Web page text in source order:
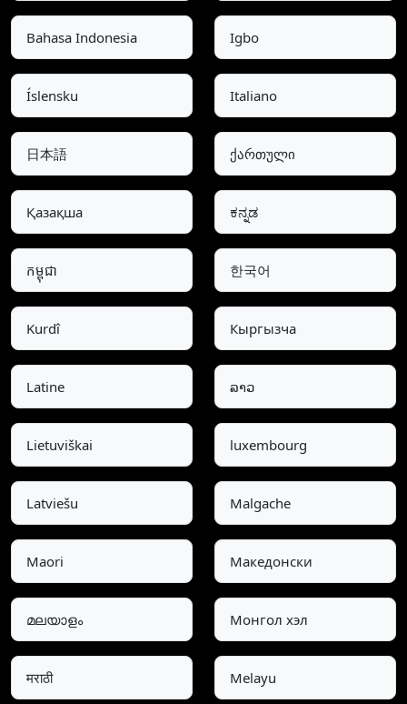
Bahasa Indonesia Igbo
Íslensku Italiano
日本語 ქართული
Қазақша ಕನ್ನಡ
កម្ពុជា 한국어
Kurdî Кыргызча
Latine ລາວ
Lietuviškai luxembourg
Latviešu Malgache
Maori Македонски
മലയാളം Монгол хэл
मराठी Melayu